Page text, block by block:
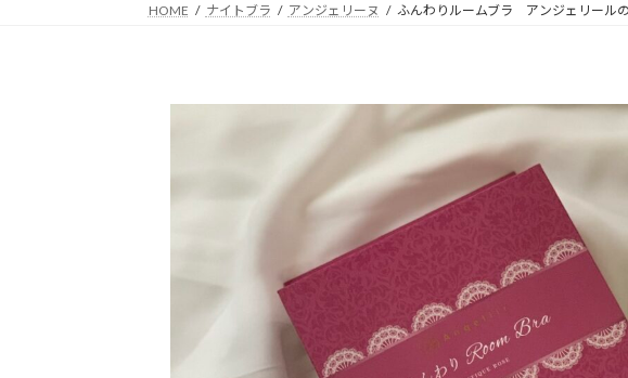
HOME ナイトブラ アンジェリーヌ ふんわりルームブラ アンジェリール